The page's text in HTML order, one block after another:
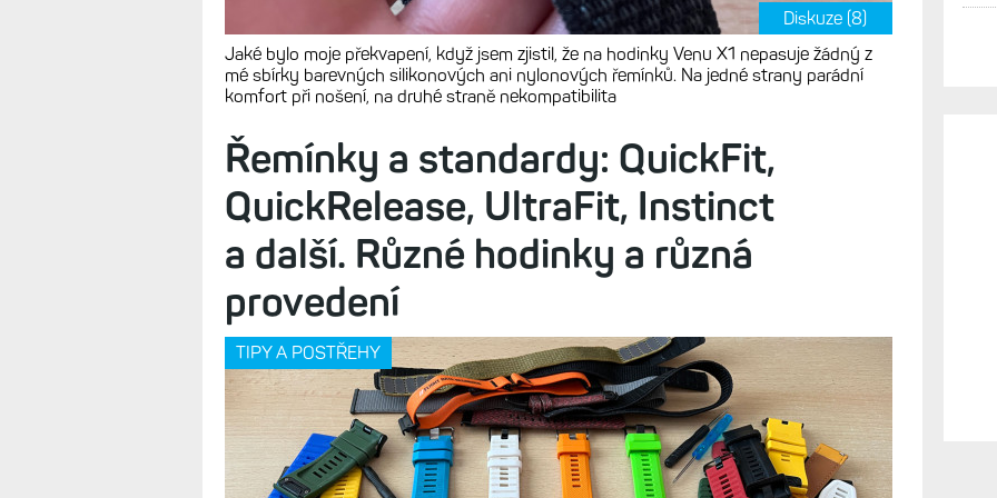
Diskuze (8)
Jaké bylo moje překvapení, když jsem zjistil, že na hodinky Venu X1 nepasuje žádný z
mé sbírky barevných silikonových ani nylonových řemínků. Na jedné strany parádní
komfort při nošení, na druhé straně nekompatibilita
Řemínky a standardy: QuickFit,
QuickRelease, UltraFit, Instinct
a další. Různé hodinky a různá
provedení
TIPY A POSTŘEHY